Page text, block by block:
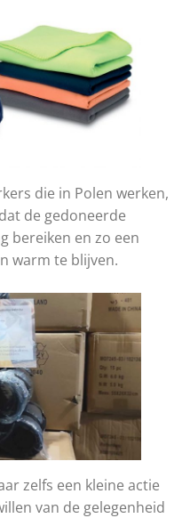
die in Polen werken,
de gedoneerde
bereiken en zo een
warm te blijven.
zelfs een kleine actie
van de gelegenheid